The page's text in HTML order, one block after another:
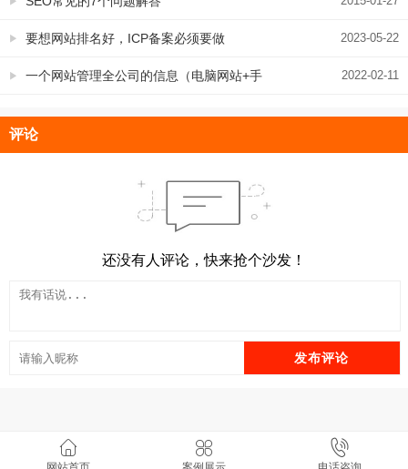
2023-05-22
要想网站排名好，ICP备案必须要做
2022-02-11
一个网站管理全公司的信息（电脑网站+手
评论
还没有人评论，快来抢个沙发！
发布评论
野狼SEO团队.郑州SEO 版权所有 v8.11.7